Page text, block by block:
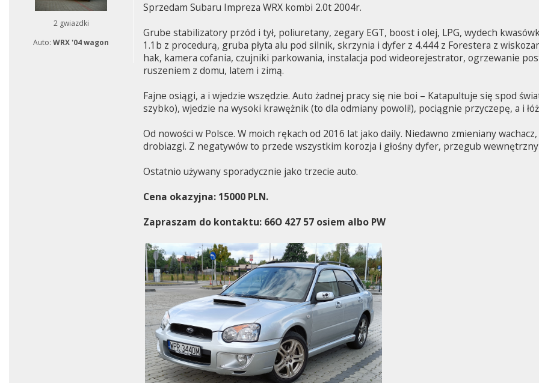
2 gwiazdki
Auto:WRX '04 wagon
Sprzedam Subaru Impreza WRX kombi 2.0t 2004r.
Grube stabilizatory przód i tył, poliuretany, zegary EGT, boost i olej, LPG, wydech
1.1b z procedurą, gruba płyta alu pod silnik, skrzynia i dyfer z 4.444 z Forestera z
hak, kamera cofania, czujniki parkowania, instalacja pod wideorejestrator, ogrzewanie
ruszeniem z domu, latem i zimą.
Fajne osiągi, a i wjedzie wszędzie. Auto żadnej pracy się nie boi – Katapultuje się spod
szybko), wjedzie na wysoki krawężnik (to dla odmiany powoli!), pociągnie przyczepę, a i
Od nowości w Polsce. W moich rękach od 2016 lat jako daily. Niedawno zmieniany
drobiazgi. Z negatywów to przede wszystkim korozja i głośny dyfer, przegub wewnętrzny
Ostatnio używany sporadycznie jako trzecie auto.
Cena okazyjna: 15000 PLN.
Zapraszam do kontaktu: 66O 427 57 osiem albo PW